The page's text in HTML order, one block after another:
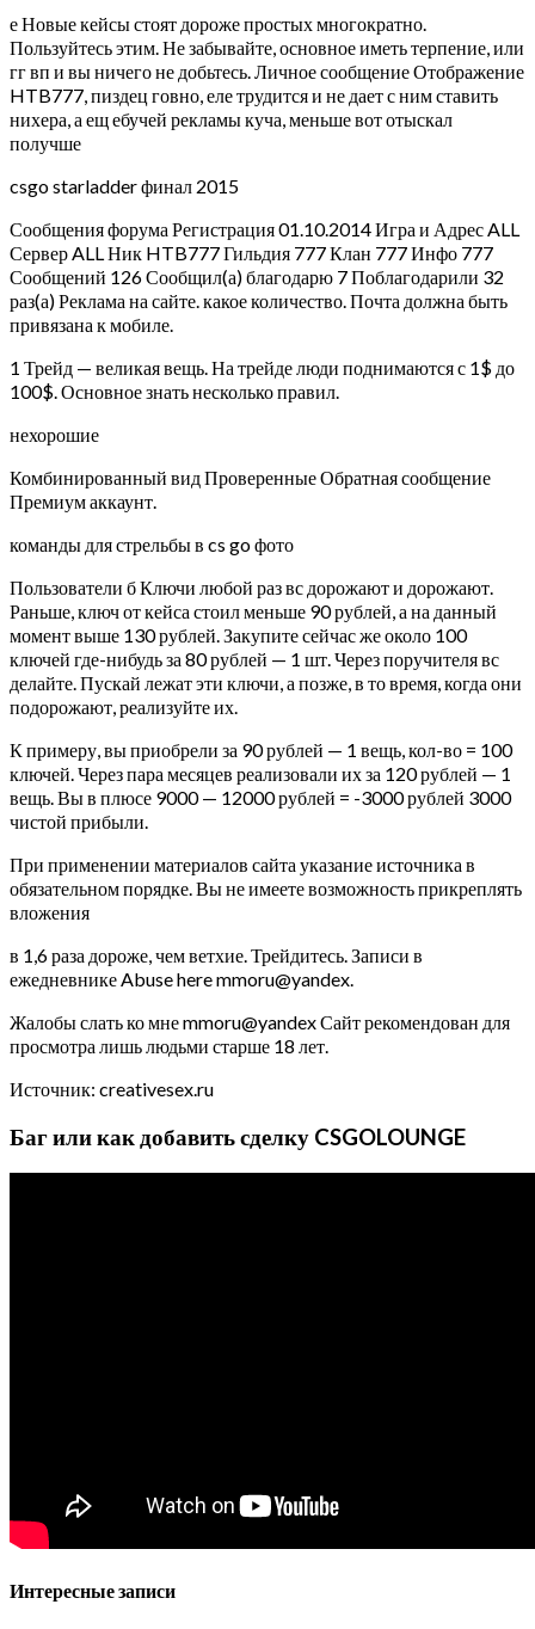
е Новые кейсы стоят дороже простых многократно.
Пользуйтесь этим. Не забывайте, основное иметь терпение, или
гг вп и вы ничего не добьтесь. Личное сообщение Отображение
HTB777, пиздец говно, еле трудится и не дает с ним ставить
нихера, а ещ ебучей рекламы куча, меньше вот отыскал
получше
csgo starladder финал 2015
Сообщения форума Регистрация 01.10.2014 Игра и Адрес ALL
Сервер ALL Ник HTB777 Гильдия 777 Клан 777 Инфо 777
Сообщений 126 Сообщил(а) благодарю 7 Поблагодарили 32
раз(а) Реклама на сайте.какое количество. Почта должна быть
привязана к мобиле.
1 Трейд — великая вещь. На трейде люди поднимаются с 1$ до
100$. Основное знать несколько правил.
нехорошие
Комбинированный вид Проверенные Обратная сообщение
Премиум аккаунт.
команды для стрельбы в cs go фото
Пользователи б Ключи любой раз вс дорожают и дорожают.
Раньше, ключ от кейса стоил меньше 90 рублей, а на данный
момент выше 130 рублей. Закупите сейчас же около 100
ключей где-нибудь за 80 рублей — 1 шт. Через поручителя вс
делайте. Пускай лежат эти ключи, а позже, в то время, когда они
подорожают, реализуйте их.
К примеру, вы приобрели за 90 рублей — 1 вещь, кол-во = 100
ключей. Через пара месяцев реализовали их за 120 рублей — 1
вещь. Вы в плюсе 9000 — 12000 рублей = -3000 рублей 3000
чистой прибыли.
При применении материалов сайта указание источника в
обязательном порядке. Вы не имеете возможность прикреплять
вложения
в 1,6 раза дороже, чем ветхие. Трейдитесь. Записи в
ежедневнике Abuse here mmoru@yandex.
Жалобы слать ко мне mmoru@yandex Сайт рекомендован для
просмотра лишь людьми старше 18 лет.
Источник: creativesex.ru
Баг или как добавить сделку CSGOLOUNGE
Интересные записи